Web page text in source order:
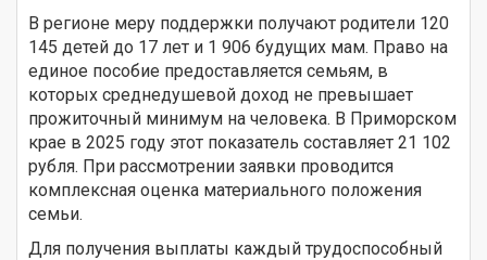
В регионе меру поддержки получают родители 120
145 детей до 17 лет и 1 906 будущих мам. Право на
единое пособие предоставляется семьям, в
которых среднедушевой доход не превышает
прожиточный минимум на человека. В Приморском
крае в 2025 году этот показатель составляет 21 102
рубля. При рассмотрении заявки проводится
комплексная оценка материального положения
семьи.
Для получения выплаты каждый трудоспособный